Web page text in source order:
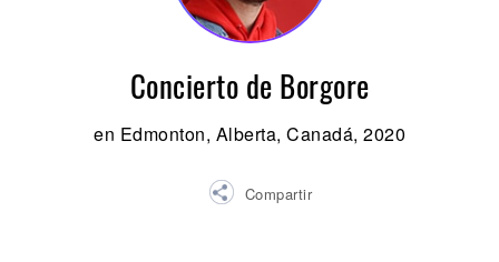
Concierto de Borgore
en Edmonton, Alberta, Canadá, 2020
Compartir